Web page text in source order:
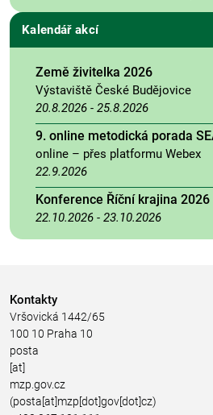
Kalendář akcí
Země živitelka 2026
Výstaviště České Budějovice
20.8.2026 - 25.8.2026
9. online metodická porada
online – přes platformu Webex
22.9.2026
Konference Říční krajina 2026
22.10.2026 - 23.10.2026
Kontakty
Vršovická 1442/65
100 10 Praha 10
posta
[at]
mzp.gov.cz
(posta[at]mzp[dot]gov[dot]cz)